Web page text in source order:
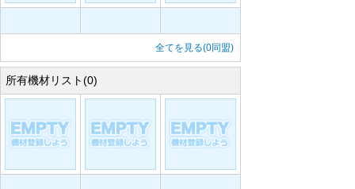
全てを見る(0同盟)
所有機材リスト(0)